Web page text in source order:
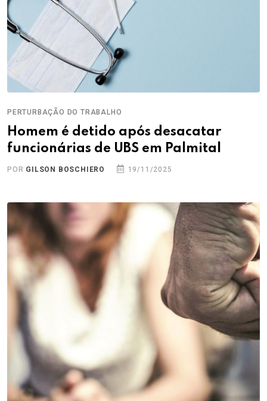
PERTURBAÇÃO DO TRABALHO
Homem é detido após desacatar
funcionárias de UBS em Palmital
POR GILSON BOSCHIERO 19/11/2025